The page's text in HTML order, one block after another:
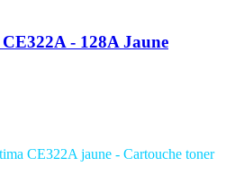
- 128A Jaune
CE322A jaune - Cartouche toner